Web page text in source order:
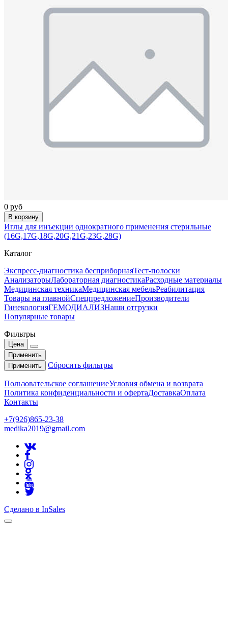
0 руб
В корзину
Иглы для инъекции однократного применения стерильные
(16G,17G,18G,20G,21G,23G,28G)
Каталог
Экспресс-диагностика бесприборнаяТест-полоски
АнализаторыЛабораторная диагностикаРасходные материалы
Медицинская техникаМедицинская мебельРеабилитация
Товары на главнойСпецпредложениеПроизводители
ГинекологияГЕМОДИАЛИЗНаши отгрузки
Популярные товары
Фильтры
Цена
Применить
Применить
Сбросить фильтры
Пользовательское соглашениеУсловия обмена и возврата
Политика конфиденциальности и офертаДоставкаОплата
Контакты
+7(926)865-23-38
medika2019@gmail.com
Сделано в InSales